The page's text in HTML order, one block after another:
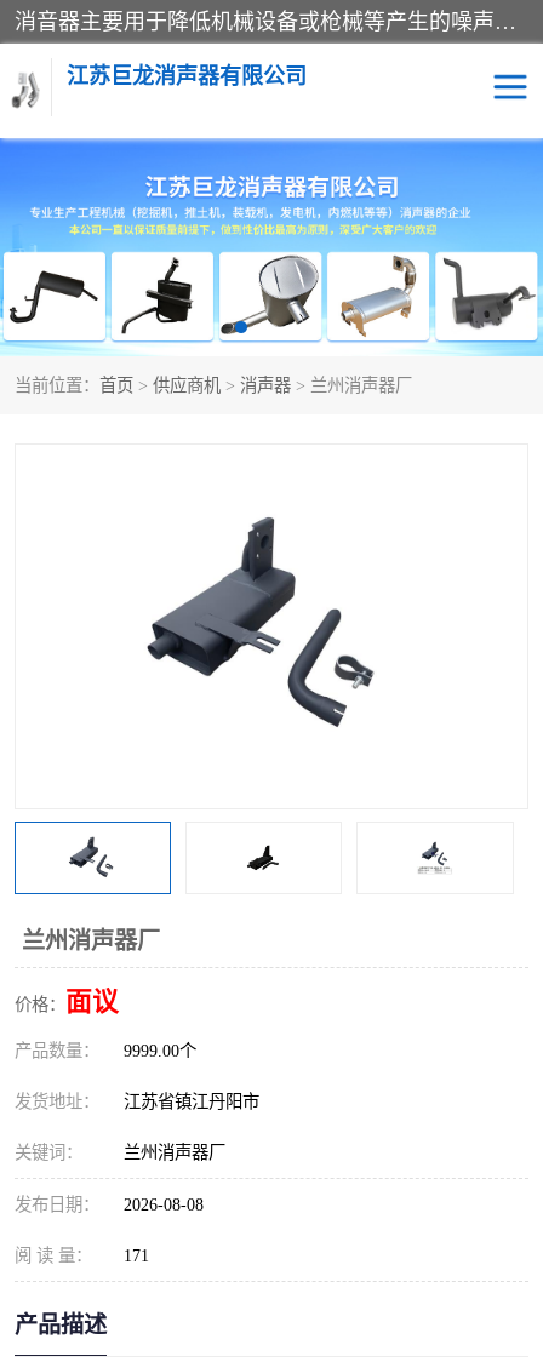
消音器主要用于降低机械设备或枪械等产生的噪声。它通过阻尼或增加排气面积来降低排气速度和功率，从而降低噪声。常见的消音器类型包括阻性消声器、抗性消声器、共振消声器以及阻抗复合式消声器等。这些消音器各有特点，适用于不同频率的噪声消除。
江苏巨龙消声器有限公司
当前位置： 首页 > 供应商机 > 消声器 > 兰州消声器厂
兰州消声器厂
价格： 面议
产品数量： 9999.00个
发货地址： 江苏省镇江丹阳市
关键词： 兰州消声器厂
发布日期： 2026-08-08
阅 读 量： 171
产品描述
消声器